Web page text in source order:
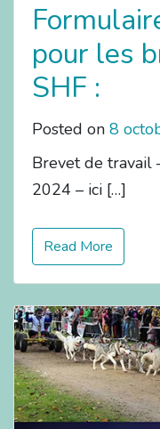
pour les
SHF :
Posted on 8
Brevet de travail
2024 – ici […]
Read More